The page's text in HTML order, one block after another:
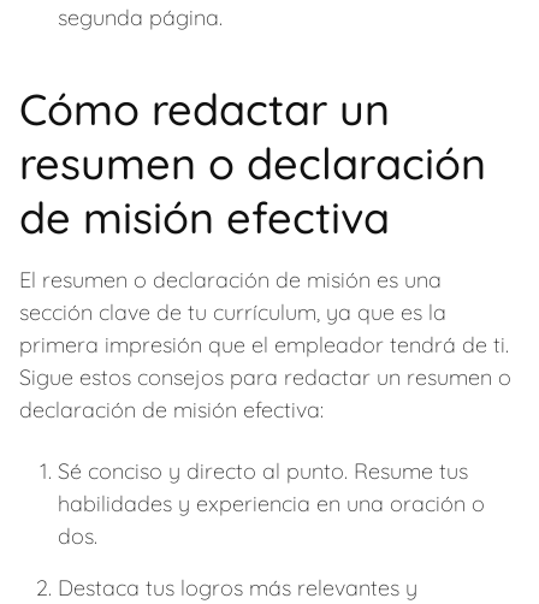
segunda página.
Cómo redactar un
resumen o declaración
de misión efectiva
El resumen o declaración de misión es una
sección clave de tu currículum, ya que es la
primera impresión que el empleador tendrá de ti.
Sigue estos consejos para redactar un resumen o
declaración de misión efectiva:
Sé conciso y directo al punto. Resume tus
habilidades y experiencia en una oración o
dos.
Destaca tus logros más relevantes y